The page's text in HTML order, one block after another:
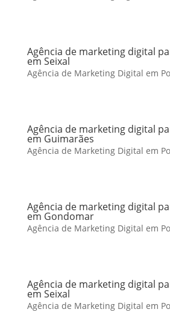
Agência de marketing digital
em Seixal
Agência de Marketing Digital em
Agência de marketing digital
em Guimarães
Agência de Marketing Digital em
Agência de marketing digital
em Gondomar
Agência de Marketing Digital em
Agência de marketing digital
em Seixal
Agência de Marketing Digital em